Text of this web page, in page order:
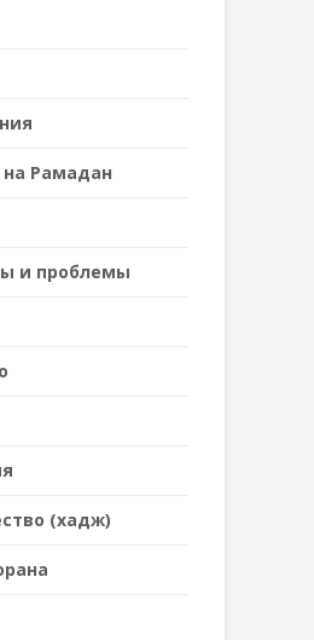
Рамадан
и проблемы
(хадж)